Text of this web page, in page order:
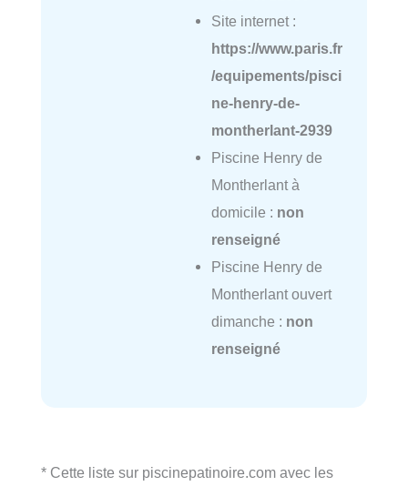
Site internet :
https://www.paris.fr
/equipements/pisci
ne-henry-de-
montherlant-2939
Piscine Henry de
Montherlant à
domicile : non
renseigné
Piscine Henry de
Montherlant ouvert
dimanche : non
renseigné
* Cette liste sur piscinepatinoire.com avec les